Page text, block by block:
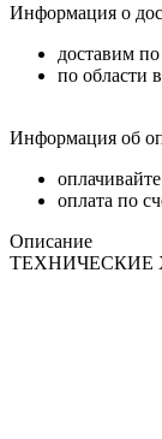
Информация о
доставим
по области
Информация об
оплата по
Описание
ТЕХНИЧЕСКИЕ